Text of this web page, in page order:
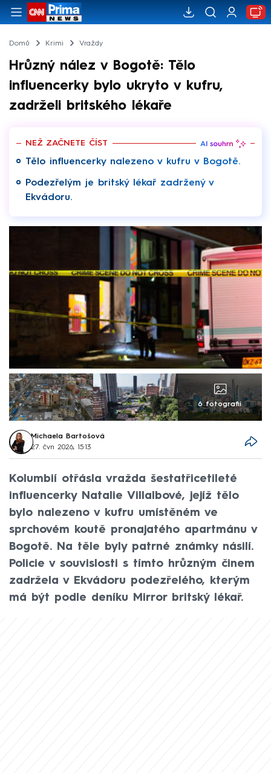
Domů Krimi Vraždy
Hrůzný nález v Bogotě: Tělo
influencerky bylo ukryto v kufru,
zadrželi britského lékaře
NEŽ ZAČNETE ČÍST
Tělo influencerky nalezeno v kufru v Bogotě.
Podezřelým je britský lékař zadržený v
Ekvádoru.
6 fotografií
Michaela Bartošová
27. čvn 2026, 15:13
Kolumbií otřásla vražda šestatřicetileté
influencerky Natalie Villalbové, jejíž tělo
bylo nalezeno v kufru umístěném ve
sprchovém koutě pronajatého apartmánu v
Bogotě. Na těle byly patrné známky násilí.
Policie v souvislosti s tímto hrůzným činem
zadržela v Ekvádoru podezřelého, kterým
má být podle deníku Mirror britský lékař.